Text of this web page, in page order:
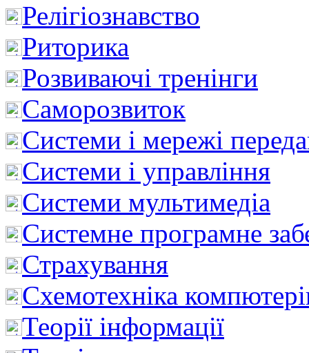
Релігіознавство
Риторика
Розвиваючі тренінги
Саморозвиток
Системи і мережі
Системи і управління
Системи мультимедіа
Системне програмне
Страхування
Схемотехніка
Теорії інформації